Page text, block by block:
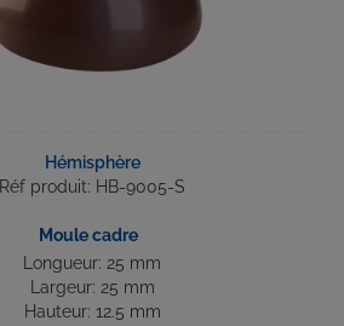
Hémisphère
Réf produit: HB-9005-S
Moule cadre
Longueur: 25 mm
Largeur: 25 mm
Hauteur: 12.5 mm